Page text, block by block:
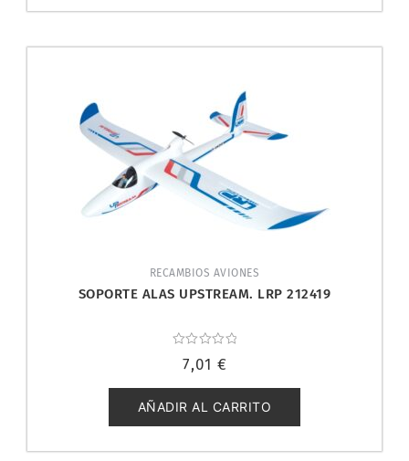
RECAMBIOS AVIONES
SOPORTE ALAS UPSTREAM. LRP 212419
con
de
5
7,01 €
AÑADIR AL CARRITO